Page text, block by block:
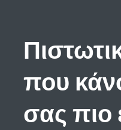
που
σας πιο